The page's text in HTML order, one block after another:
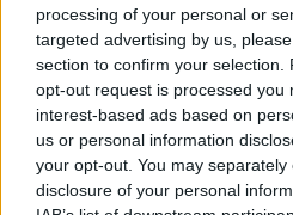
processing of your personal or
targeted advertising by us,
section to confirm your selection.
opt-out request is processed you
interest-based ads based on
us or personal information
your opt-out. You may
disclosure of your personal